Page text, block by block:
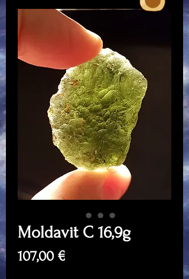
Moldavit C 16,9g
107,00 €